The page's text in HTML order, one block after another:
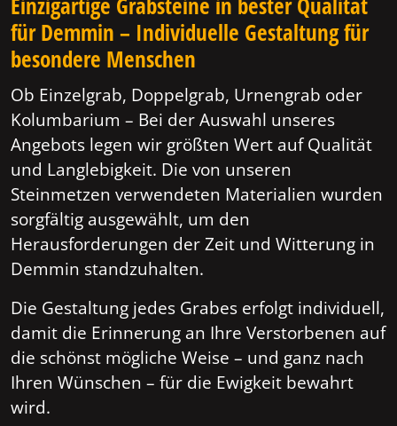
für Demmin – Individuelle Gestaltung für
besondere Menschen
Ob Einzelgrab, Doppelgrab, Urnengrab oder
Kolumbarium – Bei der Auswahl unseres
Angebots legen wir größten Wert auf Qualität
und Langlebigkeit. Die von unseren
Steinmetzen verwendeten Materialien wurden
sorgfältig ausgewählt, um den
Herausforderungen der Zeit und Witterung in
Demmin standzuhalten.
Die Gestaltung jedes Grabes erfolgt individuell,
damit die Erinnerung an Ihre Verstorbenen auf
die schönst mögliche Weise – und ganz nach
Ihren Wünschen – für die Ewigkeit bewahrt
wird.